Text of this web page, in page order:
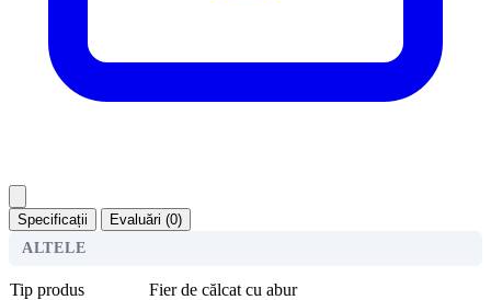
Specificații
Evaluări (0)
ALTELE
Tip produs
Fier de călcat cu abur